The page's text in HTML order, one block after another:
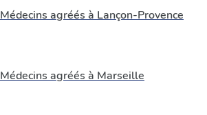
Médecins agréés à Lançon-Provence
Médecins agréés à Marseille